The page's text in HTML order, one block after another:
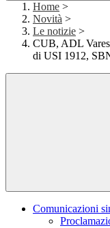
Home >
Novità >
Le notizie >
CUB, ADL
di USI 1912,
Comunicazioni